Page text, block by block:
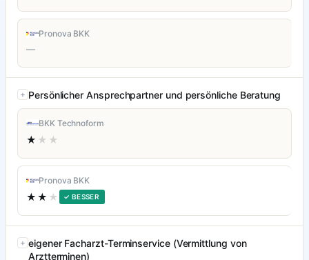
Pronova BKK
—
Persönlicher Ansprechpartner und persönliche Beratung
BKK Technoform
★ ★★
Pronova BKK
★★ ★ ✓ BESSER
eigener Facharzt-Terminservice (Vermittlung von
Arztterminen)